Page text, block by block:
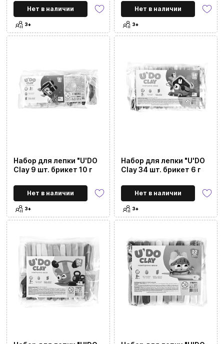
Нет в наличии
3+
Нет в наличии
3+
Набор для лепки "U'DO
Clay 9 шт. брикет 10 г
Нет в наличии
3+
Набор для лепки "U'DO
Clay 34 шт. брикет 6 г
Нет в наличии
3+